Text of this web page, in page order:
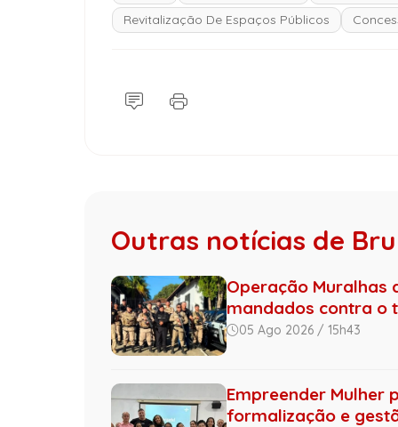
Revitalização De Espaços Públicos
Outras notícias de
Operação Muralhas
mandados contra o
05 Ago 2026 / 15h43
Empreender Mulher
formalização e